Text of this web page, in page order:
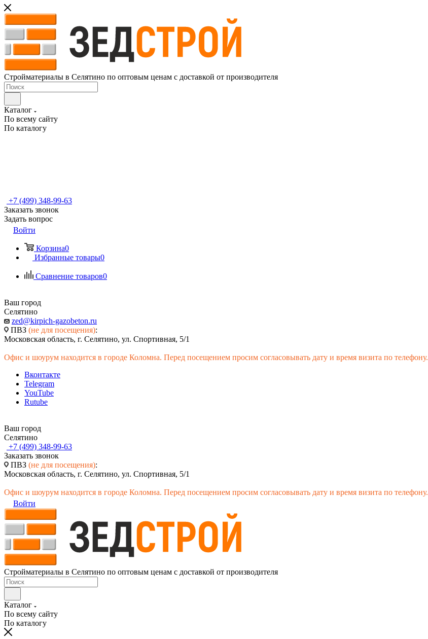
Стройматериалы в Селятино по оптовым ценам с доставкой от производителя
Каталог
По всему сайту
По каталогу
+7 (499) 348-99-63
Заказать звонок
Задать вопрос
Войти
Корзина0
Избранные товары0
Сравнение товаров0
Ваш город
Селятино
zed@kirpich-gazobeton.ru
ПВЗ (не для посещения):
Московская область, г. Селятино, ул. Спортивная, 5/1
Офис и шоурум находится в городе Коломна. Перед посещением просим согласовывать дату и время визита по телефону.
Вконтакте
Telegram
YouTube
Rutube
Ваш город
Селятино
+7 (499) 348-99-63
Заказать звонок
ПВЗ (не для посещения):
Московская область, г. Селятино, ул. Спортивная, 5/1
Офис и шоурум находится в городе Коломна. Перед посещением просим согласовывать дату и время визита по телефону.
Войти
Стройматериалы в Селятино по оптовым ценам с доставкой от производителя
Каталог
По всему сайту
По каталогу